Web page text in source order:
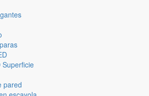
Superficie
pared